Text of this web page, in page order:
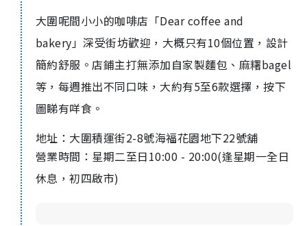
大圍呢間小小的咖啡店「Dear coffee and
bakery」深受街坊歡迎，大概只有10個位置，設計
簡約舒服。店鋪主打無添加自家製麵包、麻糬bagel
等，每週推出不同口味，大約有5至6款選擇，按下
圖睇有咩食。
地址： 大圍積運街2-8號海福花園地下22號舖
營業時間： 星期二至日10:00 - 20:00(逢星期一全日
休息，初四啟市)